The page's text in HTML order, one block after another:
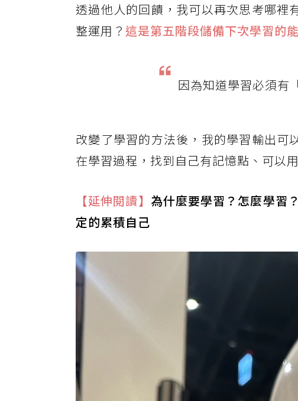
透過他人的回饋，我可以再次思考哪裡
整運用？ 這是第五階段儲備下次學習的
因為知道學習必須有
改變了學習的方法後，我的學習輸出可
在學習過程，找到自己有記憶點、可以
【延伸閱讀】 為什麼要學習？怎麼學習
定的累積自己